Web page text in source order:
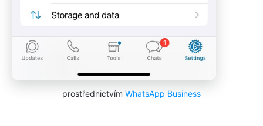
prostřednictvím WhatsApp Business